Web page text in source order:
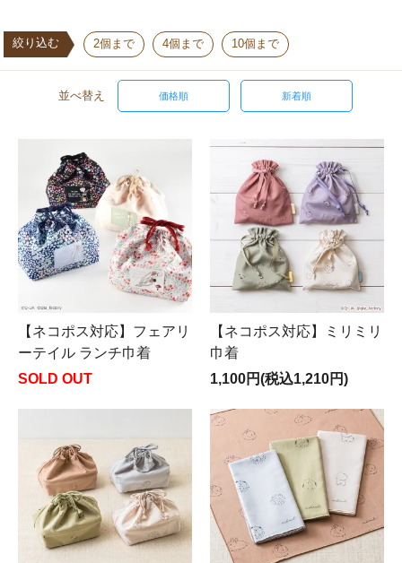
絞り込む 2個まで 4個まで 10個まで
並べ替え 価格順 新着順
【ネコポス対応】フェアリ
ーテイル ランチ巾着
SOLD OUT
【ネコポス対応】ミリミリ
巾着
1,100円(税込1,210円)